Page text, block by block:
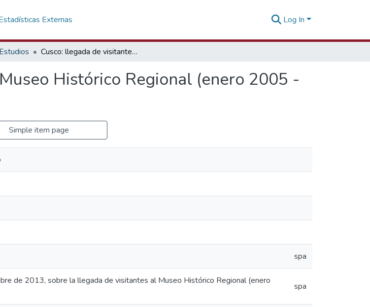
Externas Log In
Estudios Cusco: llegada de visitantes al Museo Histórico Regional (enero 2005 - agosto 2013)
Histórico Regional (enero 2005 -
Simple item page
spa
de 2013, sobre la llegada de visitantes al Museo Histórico Regional (enero
spa